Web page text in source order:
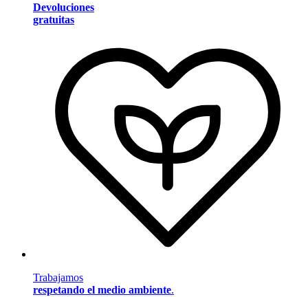
Devoluciones
gratuitas
Trabajamos
respetando el medio ambiente.